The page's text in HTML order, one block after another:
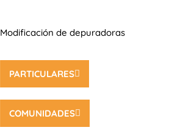
Modificación de depuradoras
PARTICULARES
COMUNIDADES